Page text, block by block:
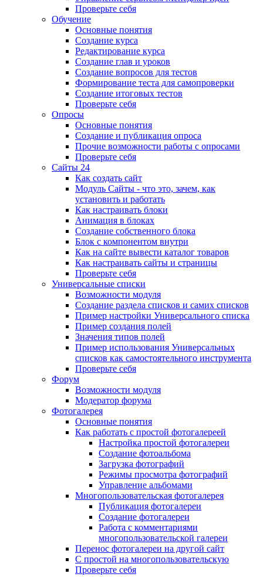
Проверьте себя
Обучение
Основные понятия
Создание курса
Редактирование курса
Создание глав и уроков
Создание вопросов для тестов
Формирование теста для самопроверки
Создание итоговых тестов
Проверьте себя
Опросы
Основные понятия
Создание и публикация опроса
Прочие возможности работы с опросами
Проверьте себя
Сайты 24
Как создать сайт
Модуль Сайты - что это, зачем, как
установить и работать
Как настраивать блоки
Анимация в блоках
Создание собственного блока
Блок с компонентом внутри
Как на сайте вывести каталог товаров
Как настраивать сайты и страницы
Проверьте себя
Универсальные списки
Возможности модуля
Создание раздела списков и самих списков
Пример настройки Универсального списка
Пример создания полей
Значения типов полей
Пример использования Универсальных
списков как самостоятельного инструмента
Проверьте себя
Форум
Возможности модуля
Модератор форума
Фотогалерея
Основные понятия
Как работать с простой фотогалереей
Настройка простой фотогалереи
Создание фотоальбома
Загрузка фотографий
Режимы просмотра фотографий
Управление альбомами
Многопользовательская фотогалерея
Публикация фотогалереи
Создание фотогалереи
Работа с комментариями
многопользовательской галереи
Перенос фотогалереи на другой сайт
С простой на многопользовательскую
Проверьте себя